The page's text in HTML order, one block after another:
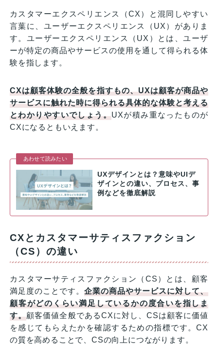
カスタマーエクスペリエンス（CX）と混同しやすい
言葉に、ユーザーエクスペリエンス（UX）がありま
す。ユーザーエクスペリエンス（UX）とは、ユーザ
ーが特定の商品やサービスの使用を通して得られる体
験を指します。
CXは顧客体験の全般を指すもの、UXは顧客が商品や
サービスに触れた時に得られる具体的な体験と考える
とわかりやすいでしょう。UXが積み重なったものが
CXになるともいえます。
あわせて読みたい
UXデザインとは？意味やUIデ
ザインとの違い、プロセス、事
例などを徹底解説
CXとカスタマーサティスファクション
（CS）の違い
カスタマーサティスファクション（CS）とは、顧客
満足度のことです。企業の商品やサービスに対して、
顧客がどのくらい満足しているかの度合いを指しま
す。顧客価値全般であるCXに対し、CSは顧客に価値
を感じてもらえたかを確認するための指標です。CX
の質を高めることで、CSの向上につながります。